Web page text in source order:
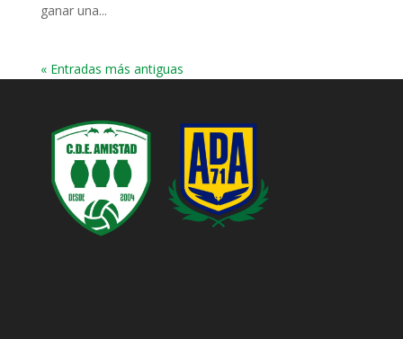
ganar una...
« Entradas más antiguas